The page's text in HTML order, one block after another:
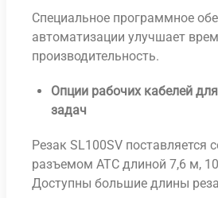
Специальное программное
автоматизации улучшает
производительность.
Опции рабочих кабелей
задач
Резак SL100SV поставляется
разъемом ATC длиной 7,6 м,
Доступны большие длины